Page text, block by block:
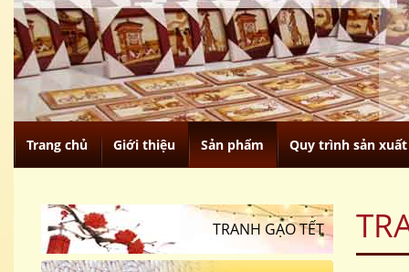
Trang chủ Giới thiệu Sản phẩm Quy trình sản xuất
TRANH GẠO TẾT